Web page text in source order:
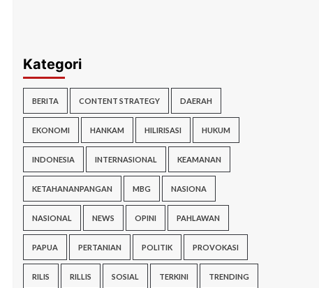
Kategori
BERITA CONTENT STRATEGY DAERAH
EKONOMI HANKAM HILIRISASI HUKUM
INDONESIA INTERNASIONAL KEAMANAN
KETAHANANPANGAN MBG NASIONA
NASIONAL NEWS OPINI PAHLAWAN
PAPUA PERTANIAN POLITIK PROVOKASI
RILIS RILLIS SOSIAL TERKINI TRENDING